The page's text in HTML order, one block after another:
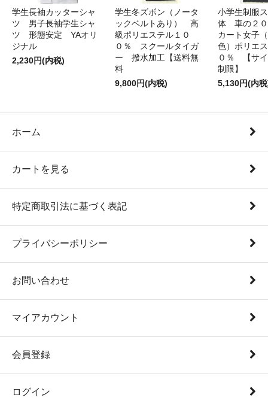
学生長袖カッターシャ
ツ 男子長袖学生シャ
ツ 形態安定 YAオリ
ジナル
2,230円(内税)
学生冬ズボン（ノータ
ックベルトあり） 高
級ポリエステル１０
０％ スクールタイガ
ー 撥水加工【送料無
料
9,800円(内税)
小学生制服
体 車の２０
カート女子
色）ポリエ
０％ 【サ
制限】
5,130円(内
ホーム
カートを見る
特定商取引法に基づく表記
プライバシーポリシー
お問い合わせ
マイアカウント
会員登録
ログイン